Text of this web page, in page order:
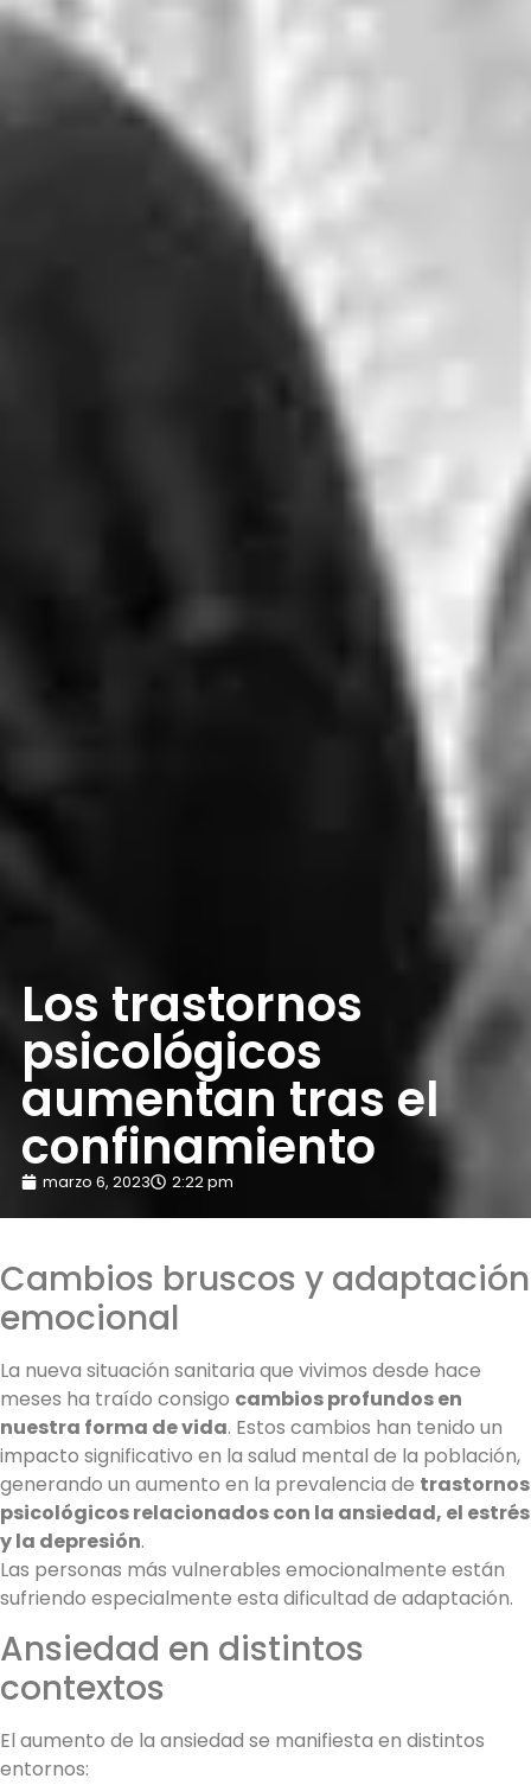
Los trastornos
psicológicos
aumentan tras el
confinamiento
marzo 6, 2023 2:22 pm
Cambios bruscos y adaptación
emocional
La nueva situación sanitaria que vivimos desde hace
meses ha traído consigo cambios profundos en
nuestra forma de vida. Estos cambios han tenido un
impacto significativo en la salud mental de la población,
generando un aumento en la prevalencia de trastornos
psicológicos relacionados con la ansiedad, el estrés
y la depresión.
Las personas más vulnerables emocionalmente están
sufriendo especialmente esta dificultad de adaptación.
Ansiedad en distintos
contextos
El aumento de la ansiedad se manifiesta en distintos
entornos: